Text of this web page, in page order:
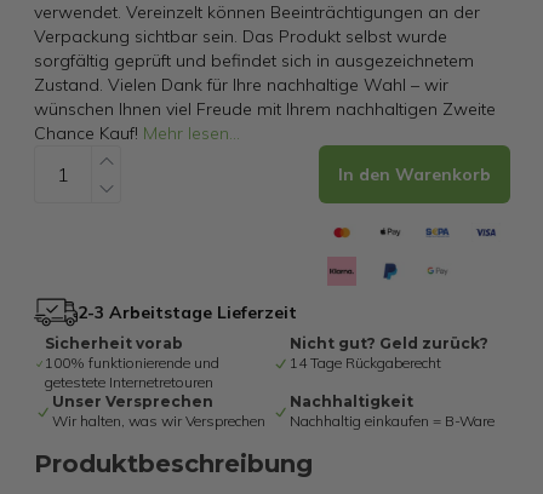
verwendet. Vereinzelt können Beeinträchtigungen an der
Verpackung sichtbar sein. Das Produkt selbst wurde
sorgfältig geprüft und befindet sich in ausgezeichnetem
Zustand. Vielen Dank für Ihre nachhaltige Wahl – wir
wünschen Ihnen viel Freude mit Ihrem nachhaltigen Zweite
Chance Kauf! Mehr lesen...
In den Warenkorb
2-3 Arbeitstage Lieferzeit
Sicherheit vorab
100% funktionierende und
getestete Internetretouren
Nicht gut? Geld zurück?
14 Tage Rückgaberecht
Unser Versprechen
Wir halten, was wir Versprechen
Nachhaltigkeit
Nachhaltig einkaufen = B-Ware
Produktbeschreibung